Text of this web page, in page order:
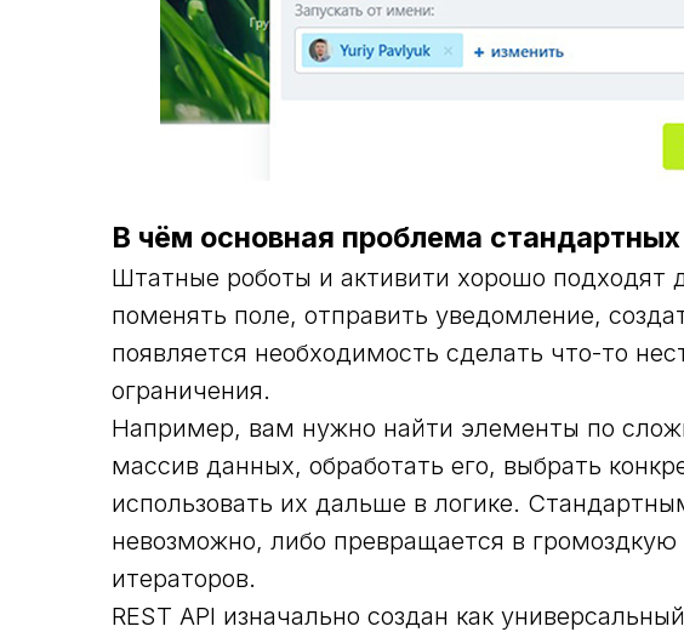
В чём основная проблема
Штатные роботы и активити хорошо подходят
поменять поле, отправить уведомление,
появляется необходимость сделать что-то
ограничения.
Например, вам нужно найти элементы по
массив данных, обработать его, выбрать
использовать их дальше в логике.
невозможно, либо превращается в
итераторов.
REST API изначально создан как